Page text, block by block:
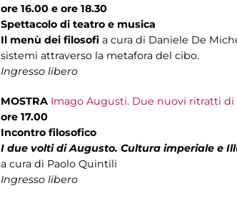
ore 16.00 e ore 18.30
Spettacolo di teatro e musica
Il menù dei filosofi a cura di Daniele De
sistemi attraverso la metafora del cibo.
Ingresso libero
MOSTRA Imago Augusti. Due nuovi ritratti di
ore 17.00
Incontro filosofico
I due volti di Augusto. Cultura imperiale e
a cura di Paolo Quintili
Ingresso libero